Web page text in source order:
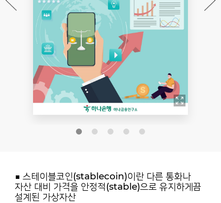
■ 스테이블코인(stablecoin)이란 다른 통화나
자산 대비 가격을 안정적(stable)으로 유지하게끔
설계된 가상자산